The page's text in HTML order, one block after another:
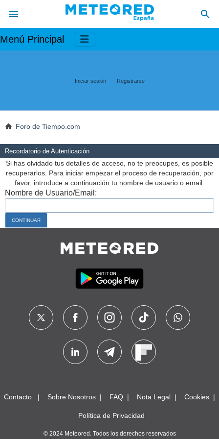
Menú Principal
Iniciar sesión Registrarse
Foro de Tiempo.com
Recordatorio de Autenticación
Si has olvidado tus detalles de acceso, no te preocupes, es posible
recuperarlos. Para iniciar empezar el proceso de recuperación, por
favor, introduce a continuación tu nombre de usuario o email.
Nombre de Usuario/Email:
Contacto Sobre Nosotros FAQ Nota Legal Cookies
Política de Privacidad
© 2024 Meteored. Todos los derechos reservados